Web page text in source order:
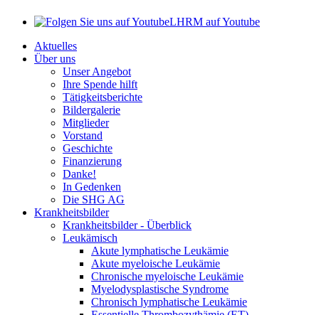
LHRM auf Youtube
Aktuelles
Über uns
Unser Angebot
Ihre Spende hilft
Tätigkeitsberichte
Bildergalerie
Mitglieder
Vorstand
Geschichte
Finanzierung
Danke!
In Gedenken
Die SHG AG
Krankheitsbilder
Krankheitsbilder - Überblick
Leukämisch
Akute lymphatische Leukämie
Akute myeloische Leukämie
Chronische myeloische Leukämie
Myelodysplastische Syndrome
Chronisch lymphatische Leukämie